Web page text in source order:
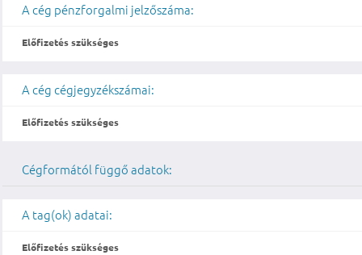
A cég pénzforgalmi jelzőszáma:
Előfizetés szükséges
A cég cégjegyzékszámai:
Előfizetés szükséges
Cégformától függő adatok:
A tag(ok) adatai:
Előfizetés szükséges